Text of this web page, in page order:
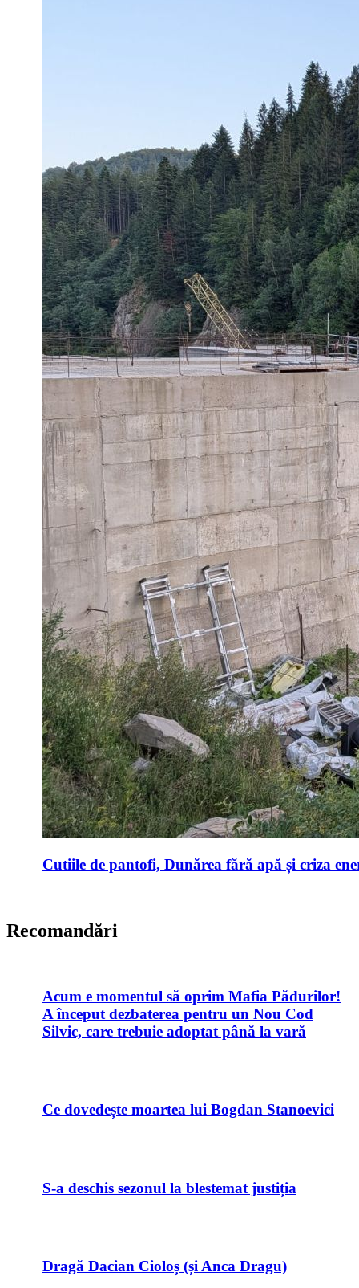
Cutiile de pantofi, Dunărea fără apă și criza
Recomandări
Acum e momentul să oprim Mafia Pădurilor!
A început dezbaterea pentru un Nou Cod
Silvic, care trebuie adoptat până la vară
Ce dovedește moartea lui Bogdan Stanoevici
S-a deschis sezonul la blestemat justiția
Dragă Dacian Cioloș (și Anca Dragu)